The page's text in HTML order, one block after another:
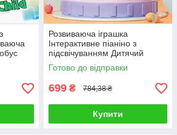
Розвиваюча іграшка
Інтерактивне піаніно з
підсвічуванням Дитячий
музичний інструмент
Паровозик м'які клавіші
Готово до відправки
699 ₴ 784,38 ₴
Купити